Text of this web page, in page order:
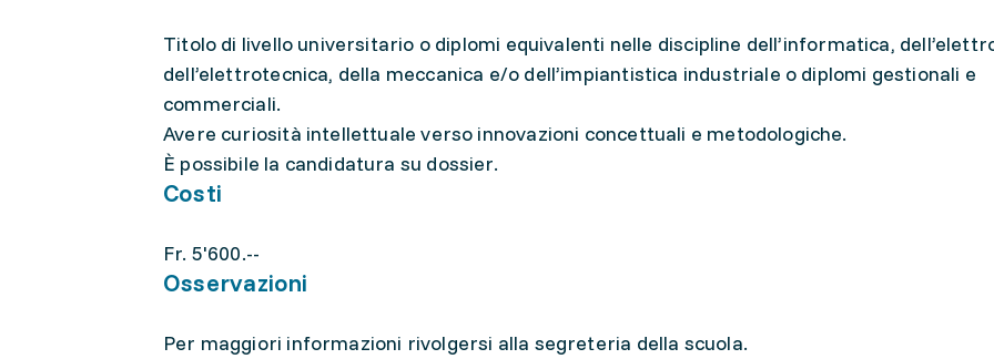
Titolo di livello universitario o diplomi equivalenti nelle discipline dell’informatica,
dell’elettrotecnica, della meccanica e/o dell’impiantistica industriale o diplomi gestionali e
commerciali.
Avere curiosità intellettuale verso innovazioni concettuali e metodologiche.
È possibile la candidatura su dossier.
Costi
Fr. 5'600.--
Osservazioni
Per maggiori informazioni rivolgersi alla segreteria della scuola.